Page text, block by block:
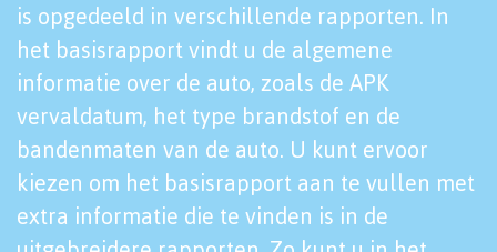
is opgedeeld in verschillende rapporten. In
het basisrapport vindt u de algemene
informatie over de auto, zoals de APK
vervaldatum, het type brandstof en de
bandenmaten van de auto. U kunt ervoor
kiezen om het basisrapport aan te vullen met
extra informatie die te vinden is in de